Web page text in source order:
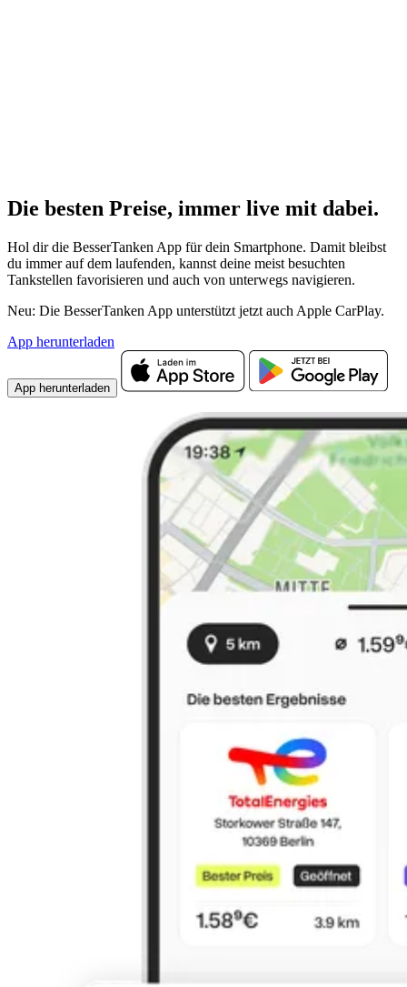
Die besten Preise, immer live mit dabei.
Hol dir die BesserTanken App für dein Smartphone. Damit bleibst
du immer auf dem laufenden, kannst deine meist besuchten
Tankstellen favorisieren und auch von unterwegs navigieren.
Neu: Die BesserTanken App unterstützt jetzt auch Apple CarPlay.
App herunterladen
App herunterladen